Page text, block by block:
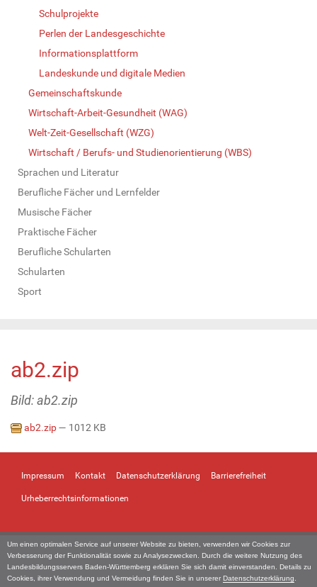
Um einen optimalen Service auf unserer Website zu bieten, verwenden wir Cookies zur
Verbesserung der Funktionalität sowie zu Analysezwecken. Durch die weitere Nutzung des
Landesbildungsservers Baden-Württemberg erklären Sie sich damit einverstanden. Details zu
Cookies, ihrer Verwendung und Vermeidung finden Sie in unserer Datenschutzerklärung
Schulprojekte
Perlen der Landesgeschichte
Informationsplattform
Landeskunde und digitale Medien
Gemeinschaftskunde
Wirtschaft-Arbeit-Gesundheit (WAG)
Welt-Zeit-Gesellschaft (WZG)
Wirtschaft / Berufs- und Studienorientierung (WBS)
Sprachen und Literatur
Berufliche Fächer und Lernfelder
Musische Fächer
Praktische Fächer
Berufliche Schularten
Schularten
Sport
ab2.zip
Bild: ab2.zip
ab2.zip— 1012 KB
Impressum Kontakt Datenschutzerklärung Barrierefreiheit
Urheberrechtsinformationen